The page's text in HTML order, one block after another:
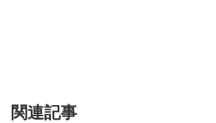
関連記事